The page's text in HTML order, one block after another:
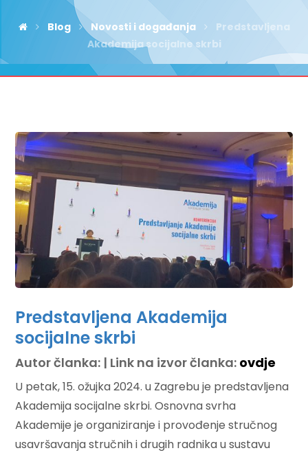
Blog Novosti i događanja
Predstavljena
Akademija socijalne skrbi
Predstavljena Akademija
socijalne skrbi
Autor članka: | Link na izvor članka: ovdje
U petak, 15. ožujka 2024. u Zagrebu je predstavljena
Akademija socijalne skrbi. Osnovna svrha
Akademije je organiziranje i provođenje stručnog
usavršavanja stručnih i drugih radnika u sustavu